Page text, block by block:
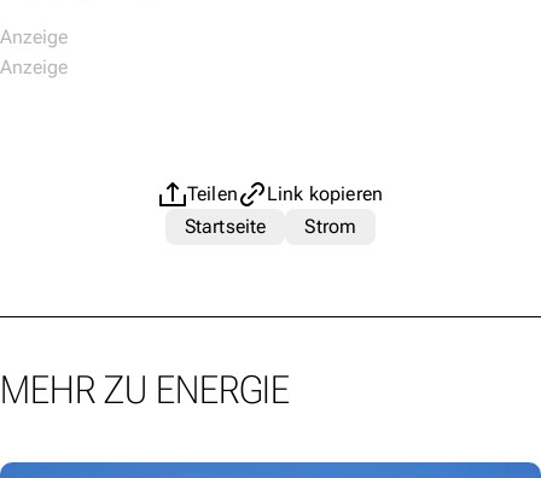
Teilen
Link kopieren
Startseite
Strom
MEHR ZU ENERGIE